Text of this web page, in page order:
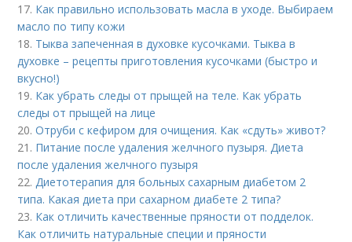
17. Как правильно использовать масла в уходе. Выбираем
масло по типу кожи
18. Тыква запеченная в духовке кусочками. Тыква в
духовке – рецепты приготовления кусочками (быстро и
вкусно!)
19. Как убрать следы от прыщей на теле. Как убрать
следы от прыщей на лице
20.Отруби с кефиром для очищения. Как «сдуть» живот?
21. Питание после удаления желчного пузыря. Диета
после удаления желчного пузыря
22.Диетотерапия для больных сахарным диабетом 2
типа. Какая диета при сахарном диабете 2 типа?
23. Как отличить качественные пряности от подделок.
Как отличить натуральные специи и пряности